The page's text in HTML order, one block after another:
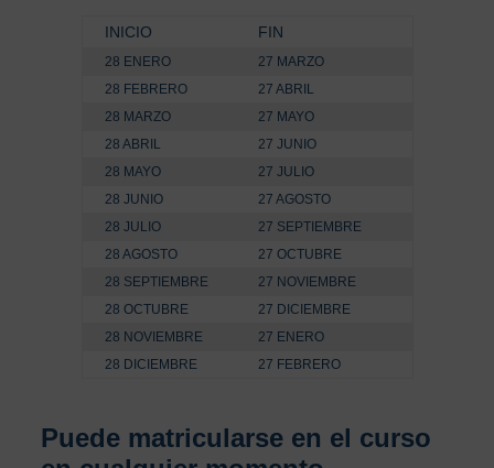
INICIO FIN
28 ENERO
27 MARZO
28 FEBRERO
27 ABRIL
28 MARZO
27 MAYO
28 ABRIL
27 JUNIO
28 MAYO
27 JULIO
28 JUNIO
27 AGOSTO
28 JULIO
27 SEPTIEMBRE
28 AGOSTO
27 OCTUBRE
28 SEPTIEMBRE
27 NOVIEMBRE
28 OCTUBRE
27 DICIEMBRE
28 NOVIEMBRE
27 ENERO
28 DICIEMBRE
27 FEBRERO
Puede matricularse en el curso